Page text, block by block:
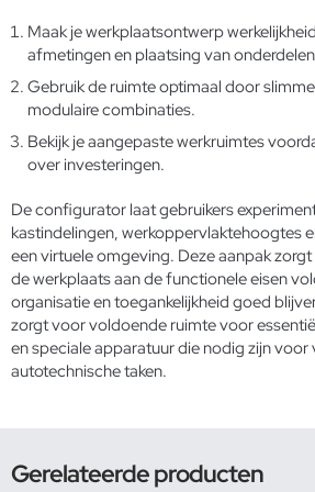
Maak je werkplaatsontwerp
afmetingen en plaatsing van
Gebruik de ruimte optimaal door
modulaire combinaties.
Bekijk je aangepaste werkruimtes
over investeringen.
De configurator laat gebruikers
kastindelingen, werkoppervlaktehoogtes
een virtuele omgeving. Deze aanpak
de werkplaats aan de functionele eisen
organisatie en toegankelijkheid goed
zorgt voor voldoende ruimte voor
en speciale apparatuur die nodig zijn voor
autotechnische taken.
Gerelateerde producten